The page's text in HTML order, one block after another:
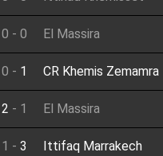
0 - 0 El Massira
0 - 1 CR Khemis Zemamra
2 - 1 El Massira
1 - 3 Ittifaq Marrakech